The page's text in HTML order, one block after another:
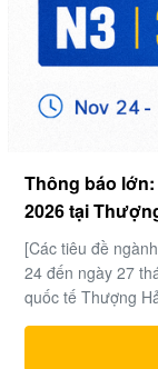
Làm thế nào
[Quan sát ngành
Trong lĩnh vực
đất, thời gian là
dự án. Trong hệ